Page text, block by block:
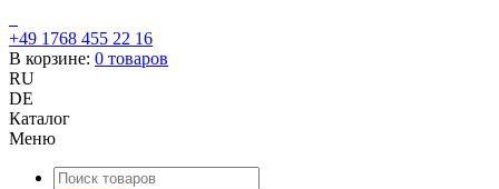
+49 1768 455 22 16
В корзине: 0 товаров
RU
DE
Каталог
Меню